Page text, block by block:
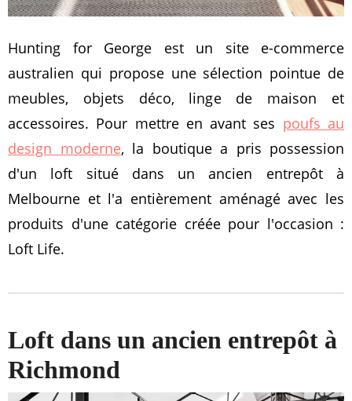
Hunting for George est un site e-commerce
australien qui propose une sélection pointue de
meubles, objets déco, linge de maison et
accessoires. Pour mettre en avant ses poufs au
design moderne, la boutique a pris possession
d'un loft situé dans un ancien entrepôt à
Melbourne et l'a entièrement aménagé avec les
produits d'une catégorie créée pour l'occasion :
Loft Life.
Loft dans un ancien entrepôt à
Richmond